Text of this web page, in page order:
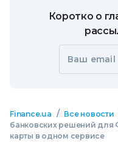
Коротко о
Ваш email
Finance.ua / Все новости
банковских решений для
карты в одном сервисе